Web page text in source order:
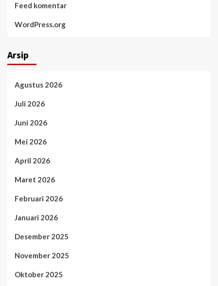
Feed komentar
WordPress.org
Arsip
Agustus 2026
Juli 2026
Juni 2026
Mei 2026
April 2026
Maret 2026
Februari 2026
Januari 2026
Desember 2025
November 2025
Oktober 2025